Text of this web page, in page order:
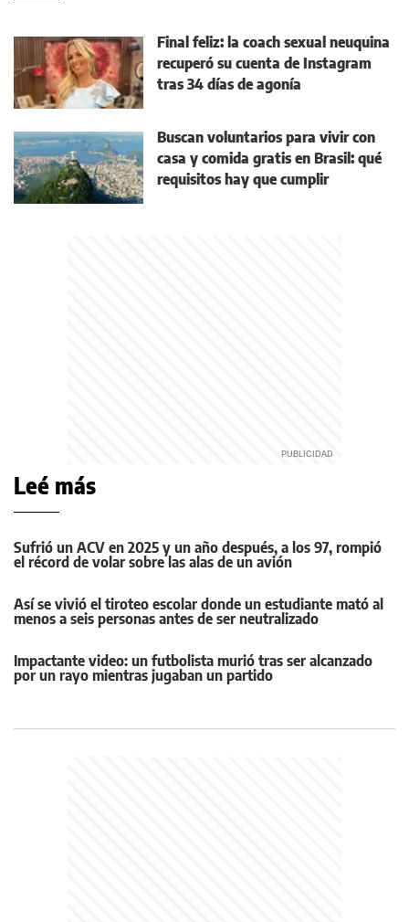
Final feliz: la coach sexual neuquina
recuperó su cuenta de Instagram
tras 34 días de agonía
Buscan voluntarios para vivir con
casa y comida gratis en Brasil: qué
requisitos hay que cumplir
Leé más
Sufrió un ACV en 2025 y un año después, a los 97, rompió
el récord de volar sobre las alas de un avión
Así se vivió el tiroteo escolar donde un estudiante mató al
menos a seis personas antes de ser neutralizado
Impactante video: un futbolista murió tras ser alcanzado
por un rayo mientras jugaban un partido